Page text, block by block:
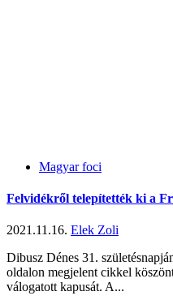
Magyar foci
Felvidékről telepítették ki a
2021.11.16. Elek Zoli
Dibusz Dénes 31.
oldalon megjelent cikkel
válogatott kapusát. A...